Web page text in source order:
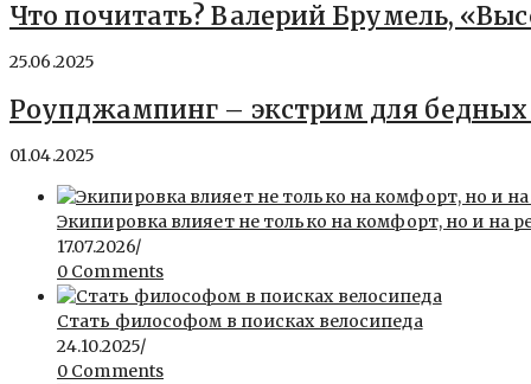
Что почитать? Валерий Брумель,
25.06.2025
Роупджампинг – экстрим для бедных
01.04.2025
Экипировка влияет не только на комфорт, но и на
17.07.2026/
0 Comments
Стать философом в поисках велосипеда
24.10.2025/
0 Comments